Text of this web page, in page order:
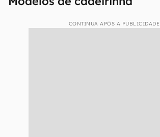
CONTINUA APÓS A PUBLICIDADE